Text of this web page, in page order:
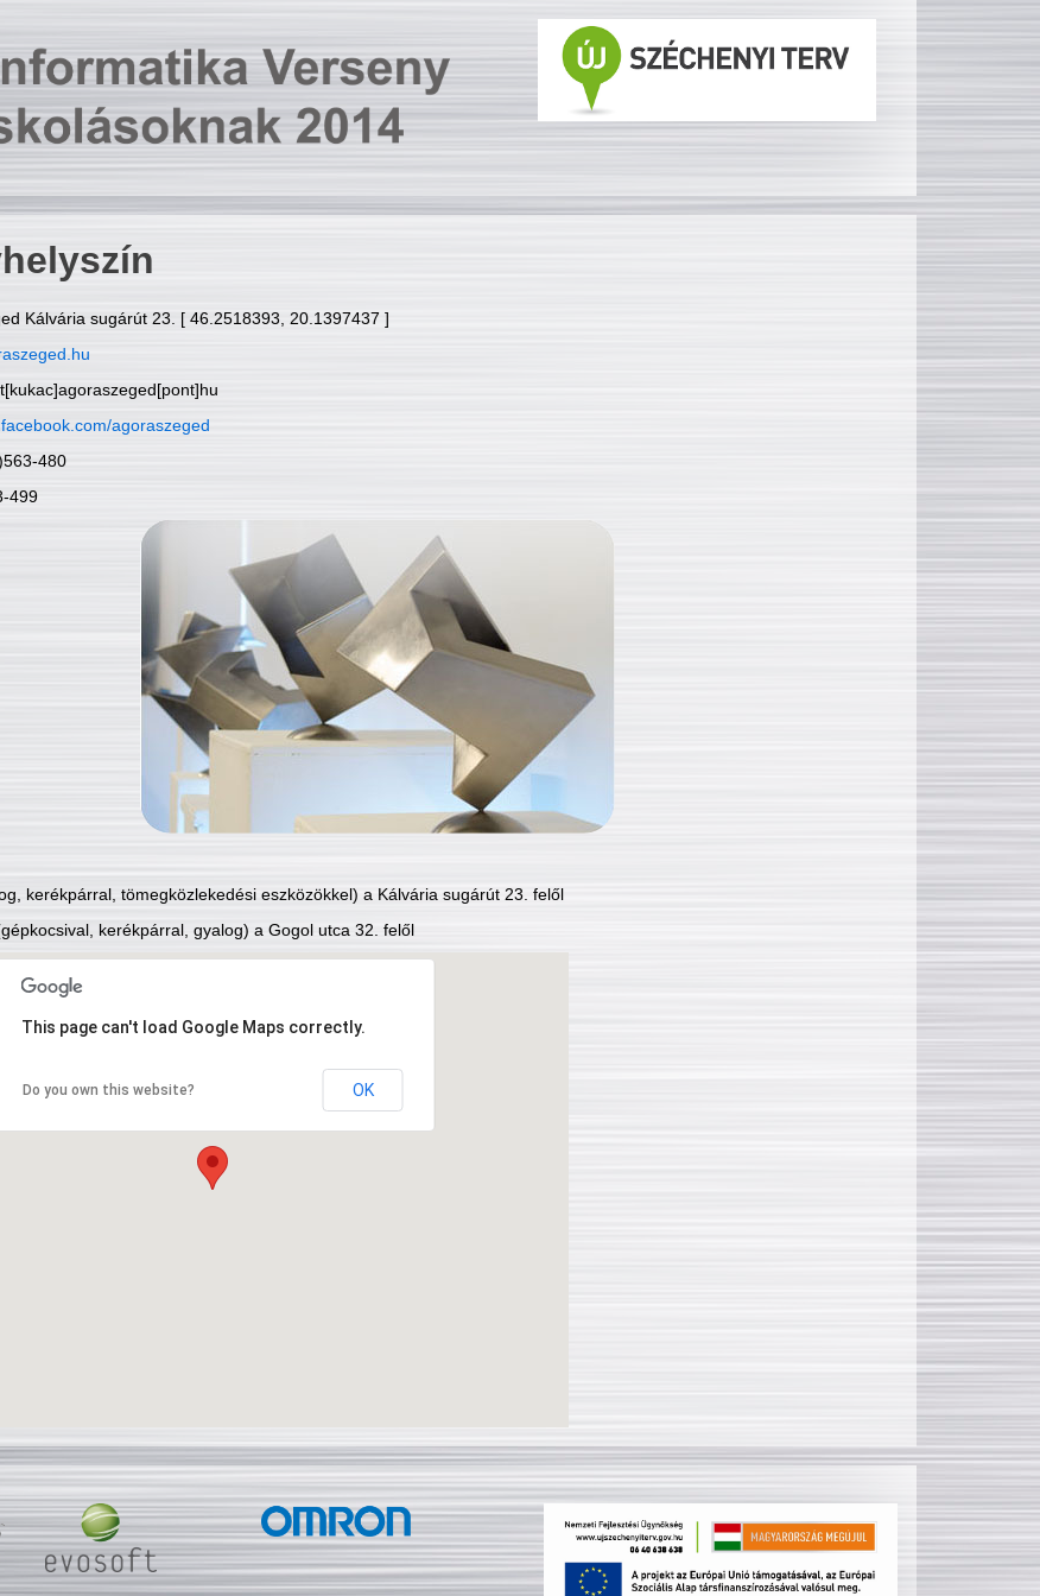
Kálvária sugárút 23. [ 46.2518393, 20.1397437 ]
agoraszeged
480
499
kerékpárral, tömegközlekedési eszközökkel) a Kálvária sugárút 23. felől
kerékpárral, gyalog) a Gogol utca 32. felől
This page can't load Google Maps correctly.
Do you own this website? OK